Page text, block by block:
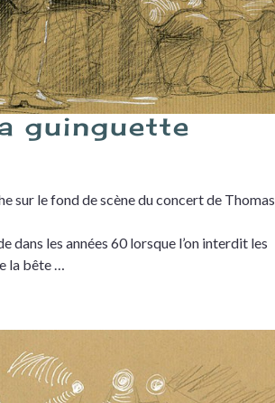
guinguette
sur le fond de scène du concert de Thomas
dans les années 60 lorsque l’on interdit les
la bête …